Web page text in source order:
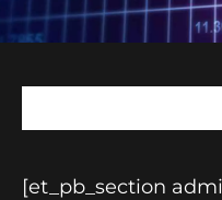
[et_pb_section